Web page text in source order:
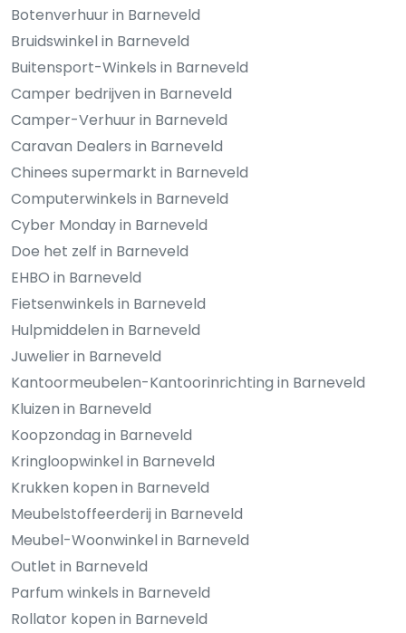
Botenverhuur in Barneveld
Bruidswinkel in Barneveld
Buitensport-Winkels in Barneveld
Camper bedrijven in Barneveld
Camper-Verhuur in Barneveld
Caravan Dealers in Barneveld
Chinees supermarkt in Barneveld
Computerwinkels in Barneveld
Cyber Monday in Barneveld
Doe het zelf in Barneveld
EHBO in Barneveld
Fietsenwinkels in Barneveld
Hulpmiddelen in Barneveld
Juwelier in Barneveld
Kantoormeubelen-Kantoorinrichting in Barneveld
Kluizen in Barneveld
Koopzondag in Barneveld
Kringloopwinkel in Barneveld
Krukken kopen in Barneveld
Meubelstoffeerderij in Barneveld
Meubel-Woonwinkel in Barneveld
Outlet in Barneveld
Parfum winkels in Barneveld
Rollator kopen in Barneveld